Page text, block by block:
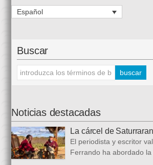
Español
Buscar
Noticias destacadas
La cárcel de
El periodista y escritor
Ferrando ha abordado